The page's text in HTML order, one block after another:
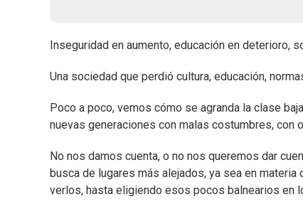
Inseguridad en aumento, educación en deterioro,
Una sociedad que perdió cultura, educación,
Poco a poco, vemos cómo se agranda la clase
nuevas generaciones con malas costumbres, con
No nos damos cuenta, o no nos queremos dar
busca de lugares más alejados, ya sea en
verlos, hasta eligiendo esos pocos balnearios en